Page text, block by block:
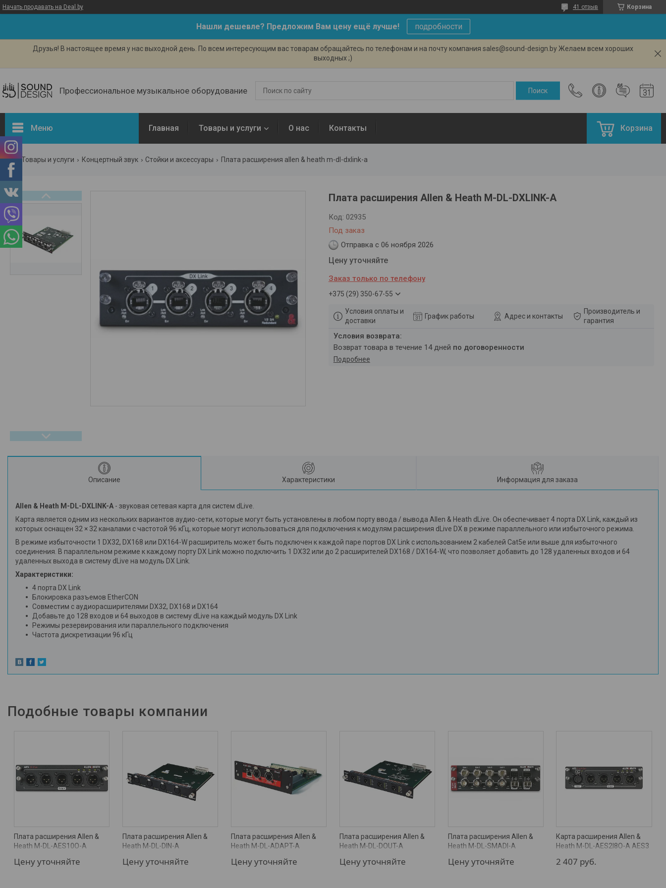
Начать продавать на Deal.by Корзина
41 отзыв
Нашли дешевле? Предложим Вам цену ещё лучше! подробности
Друзья! В настоящее время у нас выходной день. По всем интересующим вас товарам обращайтесь по телефонам и на почту компания sales@sound-design.by Желаем всем хороших
выходных ;)
Профессиональное музыкальное оборудование
Меню Главная Товары и услуги О нас Контакты Корзина
Товары и услуги Концертный звук Стойки и аксессуары Плата расширения allen & heath m-dl-dxlink-a
Плата расширения Allen & Heath M-DL-DXLINK-A
Под заказ
Код: 02935
Отправка с 06 ноября 2026
Цену уточняйте
Заказ только по телефону
+375 (29) 350-67-55
Условия оплаты и
доставки
График работы Адрес и контакты
Производитель и
гарантия
возврат товара в течение 14 дней по договоренности
Подробнее
Описание Характеристики Информация для заказа
Allen & Heath M-DL-DXLINK-A - звуковая сетевая карта для систем dLive.
Карта является одним из нескольких вариантов аудио-сети, которые могут быть установлены в любом порту ввода / вывода Allen & Heath dLive. Он обеспечивает 4 порта DX Link, каждый из
которых оснащен 32 × 32 каналами с частотой 96 кГц, которые могут использоваться для подключения к модулям расширения dLive DX в режиме параллельного или избыточного режима.
В режиме избыточности 1 DX32, DX168 или DX164-W расширитель может быть подключен к каждой паре портов DX Link с использованием 2 кабелей Cat5e или выше для избыточного
соединения. В параллельном режиме к каждому порту DX Link можно подключить 1 DX32 или до 2 расширителей DX168 / DX164-W, что позволяет добавить до 128 удаленных входов и 64
удаленных выхода в систему dLive на модуль DX Link.
Характеристики:
4 порта DX Link
Блокировка разъемов EtherCON
Совместим с аудиорасширителями DX32, DX168 и DX164
Добавьте до 128 входов и 64 выходов в систему dLive на каждый модуль DX Link
Режимы резервирования или параллельного подключения
Частота дискретизации 96 кГц
Подобные товары компании
Плата расширения Allen &
Heath M-DL-AES10O-A
Цену уточняйте
Плата расширения Allen &
Heath M-DL-DIN-A
Цену уточняйте
Плата расширения Allen &
Heath M-DL-ADAPT-A
Цену уточняйте
Плата расширения Allen &
Heath M-DL-DOUT-A
Цену уточняйте
Плата расширения Allen &
Heath M-DL-SMADI-A
Цену уточняйте
Карта расширения Allen &
Heath M-DL-AES2I8O-A AES3
2 407 руб.